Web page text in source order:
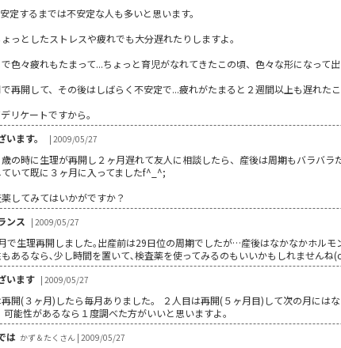
定するまでは不安定な人も多いと思います。
っとしたストレスや疲れでも大分遅れたりしますよ。
色々疲れもたまって...ちょっと育児がなれてきたこの頃、色々な形になって出
再開して、その後はしばらく不安定で...疲れがたまると２週間以上も遅れた
リケートですから。
ます。
| 2009/05/27
の時に生理が再開し２ヶ月遅れて友人に相談したら、産後は周期もバラバラ
いて既に３ヶ月に入ってましたf^_^;
してみてはいかがですか？
ンス | 2009/05/27
で生理再開しました｡出産前は29日位の周期でしたが…産後はなかなかホル
あるなら､少し時間を置いて､検査薬を使ってみるのもいいかもしれませんね
います | 2009/05/27
再開(３ヶ月)したら毎月ありました。 ２人目は再開(５ヶ月目)して次の月には
能性があるなら１度調べた方がいいと思いますよ。
は かず＆たくさん | 2009/05/27